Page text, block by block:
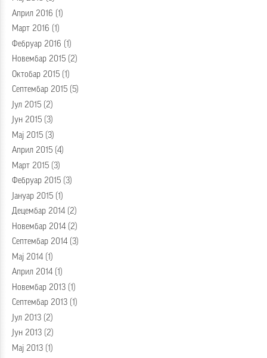
Април 2016 (1)
Март 2016 (1)
Фебруар 2016 (1)
Новембар 2015 (2)
Октобар 2015 (1)
Септембар 2015 (5)
Јул 2015 (2)
Јун 2015 (3)
Мај 2015 (3)
Април 2015 (4)
Март 2015 (3)
Фебруар 2015 (3)
Јануар 2015 (1)
Децембар 2014 (2)
Новембар 2014 (2)
Септембар 2014 (3)
Мај 2014 (1)
Април 2014 (1)
Новембар 2013 (1)
Септембар 2013 (1)
Јул 2013 (2)
Јун 2013 (2)
Мај 2013 (1)